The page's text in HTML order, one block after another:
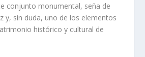
conjunto monumental, seña de
y, sin duda, uno de los elementos
histórico y cultural de